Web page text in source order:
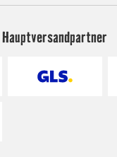
Hauptversandpartner